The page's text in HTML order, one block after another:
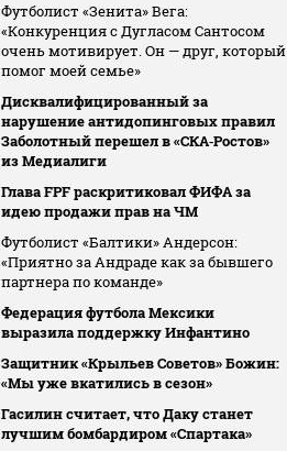
Футболист «Зенита» Вега:
«Конкуренция с Дугласом Сантосом
очень мотивирует. Он — друг, который
помог моей семье»
Дисквалифицированный за
нарушение антидопинговых правил
Заболотный перешел в «СКА‑Ростов»
из Медиалиги
Глава FPF раскритиковал ФИФА за
идею продажи прав на ЧМ
Футболист «Балтики» Андерсон:
«Приятно за Андраде как за бывшего
партнера по команде»
Федерация футбола Мексики
выразила поддержку Инфантино
Защитник «Крыльев Советов» Божин:
«Мы уже вкатились в сезон»
Гасилин считает, что Даку станет
лучшим бомбардиром «Спартака»